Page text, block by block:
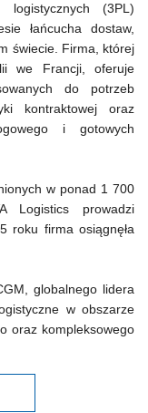
logistycznych (3PL)
łańcucha dostaw,
świecie. Firma, której
we Francji, oferuje
do potrzeb
kontraktowej oraz
i gotowych
w ponad 1 700
Logistics prowadzi
roku firma osiągnęła
globalnego lidera
w obszarze
oraz kompleksowego